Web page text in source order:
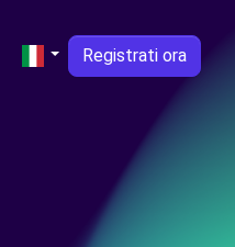
Registrati ora